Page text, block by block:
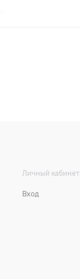
Личный кабинет
Вход